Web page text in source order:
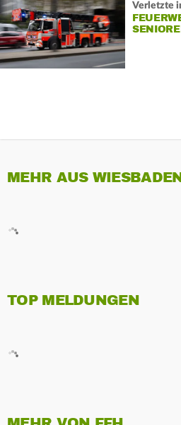
Verletzte
MEHR AUS
TOP MELDUNGEN